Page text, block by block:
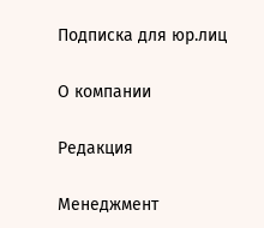
Подписка для юр.лиц
О компании
Редакция
Менеджмент